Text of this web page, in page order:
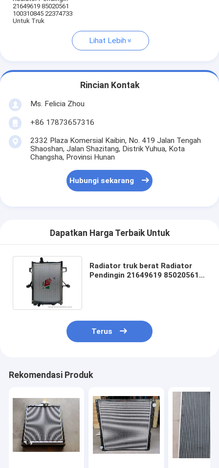
21649619 85020561
100310845 22374733
Untuk Truk
Lihat Lebih
Rincian Kontak
Ms. Felicia Zhou
+86 17873657316
2332 Plaza Komersial Kaibin, No. 419 Jalan Tengah
Shaoshan, Jalan Shazitang, Distrik Yuhua, Kota
Changsha, Provinsi Hunan
Hubungi sekarang
Dapatkan Harga Terbaik Untuk
Radiator truk berat Radiator
Pendingin 21649619 85020561
Terus
Rekomendasi Produk